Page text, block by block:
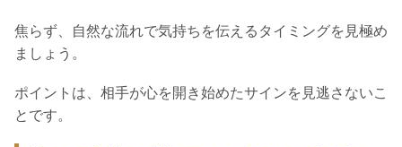
焦らず、自然な流れで気持ちを伝えるタイミングを見極め
ましょう。
ポイントは、相手が心を開き始めたサインを見逃さないこ
とです。